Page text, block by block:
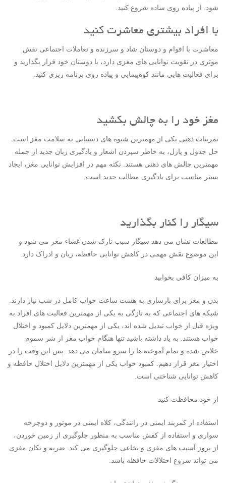
شود. از پیاده روی ساده شروع کنید.
با افراد بیشتری معاشرت کنید
معاشرت با اقوام و دوستان شاد و سرزنده و تعاملات اجتماعی نقش
موثری در تقویت توانایی های مغزی دارد، با دوستان خود قرار بگذارید ‌و
برای فعالیت هایی مانند کوه‌پیمایی و پیاده روی برنامه ریزی کنید.
مغز خود را به چالش بکشید
تمرینات ذهنی یکی از مهمترین شیوه های دستیابی به سلامت مغز است.
حل جدول و پازل، به خاطر سپردن اشعار و یادگیری زبان جدید از جمله
مهمترین چالش های ذهنی هستند. نکته مهم در افزایش توانایی مغز، ایجاد
بستر مناسب برای یادگیری مطالب جدید است.
سیگار را کنار بگذارید
مطالعات نشان می دهد سیگار سبب نازک شدن غشاء مغز می شود و
این موضوع نقش مهمی در کاهش توانایی حافظه، زبان و ادراک دارد.
به میزان کافی بخوابید
بدن و مغز برای بازسازی به هشت ساعت خواب کامل در شب نیاز دارند.
شبکه های اجتماعی که به تازگی به یکی از مهمترین فعالیت های افراد به
ویژه قبل از خواب تبدیل شده اند، یکی از مهمترین دلایل کمبود و اختلال
خواب هستند. به یاد داشته باشید تنها هنگام خواب مغز از شر سموم
خلاص شده و تمام آموخته ها را سرو سامان می دهد. پس این وقت را در
اختیار مغز قرار دهیم. کمبود خواب یکی از مهمترین دلایل اختلال حافظه و
کاهش توانایی شناختی است.
از خود محافظت کنید
استفاده از کمربند ایمنی در رانندگی، کلاه ایمنی در موتور و دوچرخه
سواری و استفاده از کفش مناسب به منظور جلوگیری از زمین خوردن،
از بروز آسیب های مغزی و نخاعی جلوگیری می کند. ضربه و تکان مغزی
می تواند شروع اختلالات حافظه باشد.